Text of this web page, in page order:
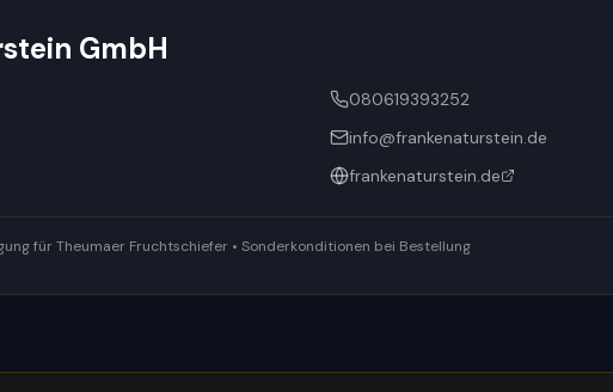
GmbH
080619393252
info@frankenaturstein.de
frankenaturstein.de
für Theumaer Fruchtschiefer • Sonderkonditionen bei Bestellung